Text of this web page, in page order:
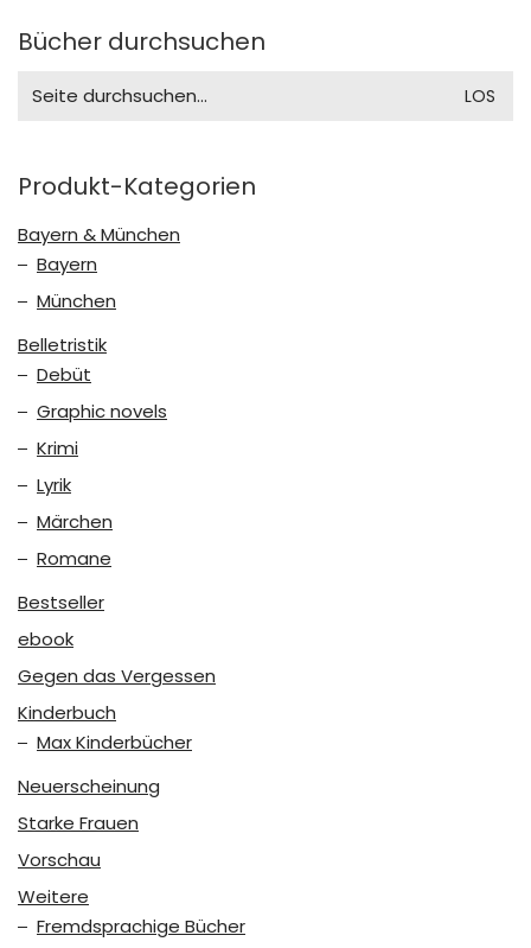
Bücher durchsuchen
for:
Produkt-Kategorien
Bayern & München
Bayern
München
Belletristik
Debüt
Graphic novels
Krimi
Lyrik
Märchen
Romane
Bestseller
ebook
Gegen das Vergessen
Kinderbuch
Max Kinderbücher
Neuerscheinung
Starke Frauen
Vorschau
Weitere
Fremdsprachige Bücher